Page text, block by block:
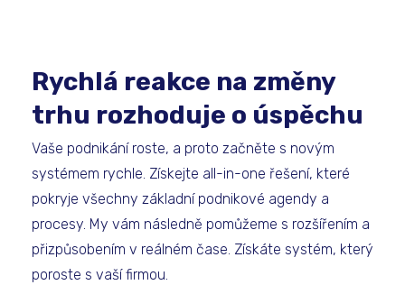
Rychlá reakce na změny
trhu rozhoduje o úspěchu
Vaše podnikání roste, a proto začněte s novým
systémem rychle. Získejte all-in-one řešení, které
pokryje všechny základní podnikové agendy a
procesy. My vám následně pomůžeme s rozšířením a
přizpůsobením v reálném čase. Získáte systém, který
poroste s vaší firmou.